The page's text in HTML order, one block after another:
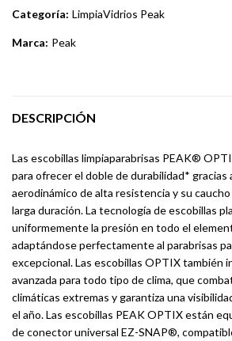
Categoría: LimpiaVidrios Peak
Marca: Peak
DESCRIPCIÓN
Las escobillas limpiaparabrisas PEAK®
para ofrecer el doble de durabilidad* gracias
aerodinámico de alta resistencia y su
larga duración. La tecnología de escobillas
uniformemente la presión en todo el
adaptándose perfectamente al parabrisas
excepcional. Las escobillas OPTIX también
avanzada para todo tipo de clima, que
climáticas extremas y garantiza una
el año. Las escobillas PEAK OPTIX están
de conector universal EZ-SNAP®,